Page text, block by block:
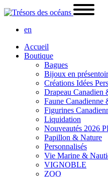
en
Accueil
Boutique
Bagues
Bijoux en
Créations Idées
Drapeau Canadien
Faune Canadienne
Figurines
Liquidation
Nouveautés 2026
Papillon & Nature
Personnalisés
Vie Marine &
VIGNOBLE
ZOO